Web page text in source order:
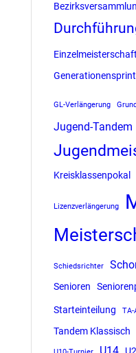
Einzelmeisterschaft
GL-Verlängerung
Jugend-Tandem
Kreisklassenpokal
Lizenzverlängerung
Schiedsrichter
Senioren
Starteinteilung TA-
Tandem Klassisch